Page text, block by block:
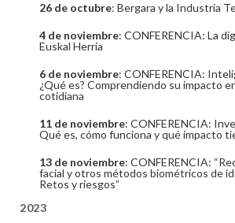
26 de octubre: Bergara y la Industria
4 de noviembre: CONFERENCIA: La
Euskal Herria
6 de noviembre: CONFERENCIA:
¿Qué es? Comprendiendo su impacto
cotidiana
11 de noviembre: CONFERENCIA:
Qué es, cómo funciona y qué impacto
13 de noviembre: CONFERENCIA:
facial y otros métodos biométricos de
Retos y riesgos”
2023